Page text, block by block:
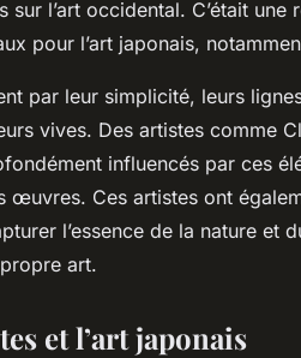
sur l’art occidental. C’était
pour l’art japonais,
par leur simplicité, leurs
vives. Des artistes comme
influencés par ces
œuvres. Ces artistes ont
l’essence de la nature et
art.
et l’art japonais